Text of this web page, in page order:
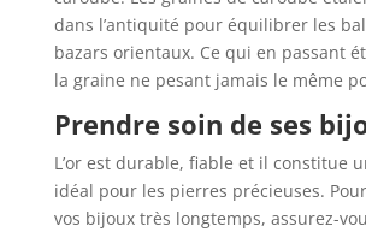
dans l’antiquité pour équilibrer les
bazars orientaux. Ce qui en passant
la graine ne pesant jamais le même
Prendre soin de ses
L’or est durable, fiable et il constitue
idéal pour les pierres précieuses.
vos bijoux très longtemps, assurez-